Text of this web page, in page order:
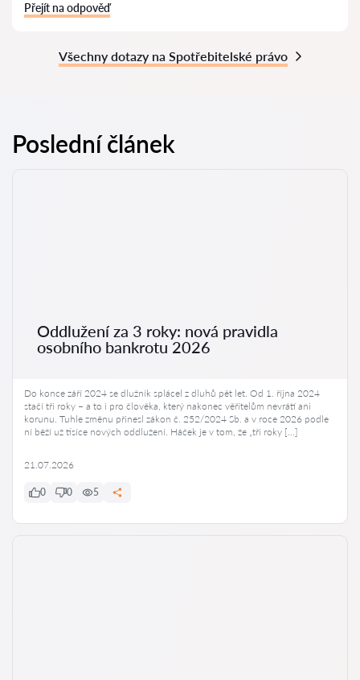
Přejít na odpověď
Všechny dotazy na Spotřebitelské právo
Poslední článek
Oddlužení za 3 roky: nová pravidla
osobního bankrotu 2026
Do konce září 2024 se dlužník splácel z dluhů pět let. Od 1. října 2024
stačí tři roky – a to i pro člověka, který nakonec věřitelům nevrátí ani
korunu. Tuhle změnu přinesl zákon č. 252/2024 Sb. a v roce 2026 podle
ní běží už tisíce nových oddlužení. Háček je v tom, že „tři roky […]
21.07.2026
0 0 5